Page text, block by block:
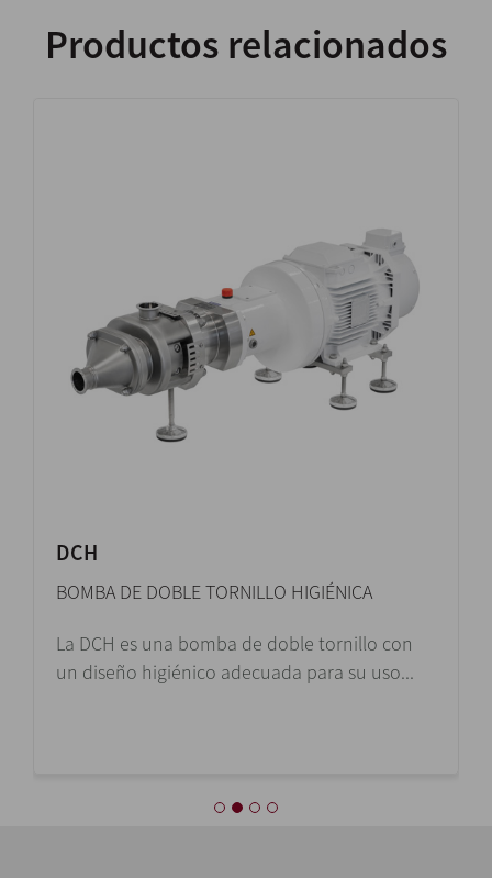
Productos relacionados
DCH
BOMBA DE DOBLE TORNILLO HIGIÉNICA
La DCH es una bomba de doble tornillo con
un diseño higiénico adecuada para su uso...